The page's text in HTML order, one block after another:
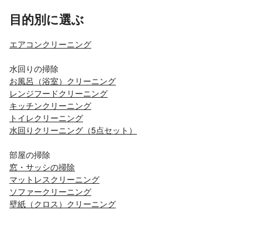
目的別に選ぶ
エアコンクリーニング
水回りの掃除
お風呂（浴室）クリーニング
レンジフードクリーニング
キッチンクリーニング
トイレクリーニング
水回りクリーニング（5点セット）
部屋の掃除
窓・サッシの掃除
マットレスクリーニング
ソファークリーニング
壁紙（クロス）クリーニング